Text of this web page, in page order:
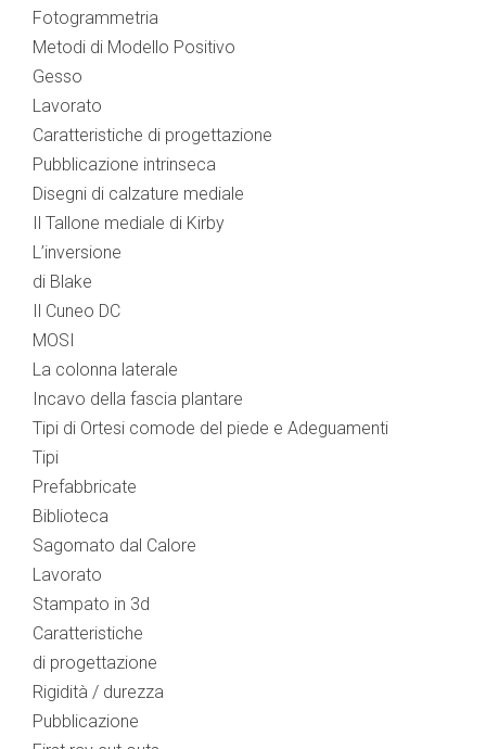
Fotogrammetria
Metodi di Modello Positivo
Gesso
Lavorato
Caratteristiche di progettazione
Pubblicazione intrinseca
Disegni di calzature mediale
Il Tallone mediale di Kirby
L’inversione
di Blake
Il Cuneo DC
MOSI
La colonna laterale
Incavo della fascia plantare
Tipi di Ortesi comode del piede e Adeguamenti
Tipi
Prefabbricate
Biblioteca
Sagomato dal Calore
Lavorato
Stampato in 3d
Caratteristiche
di progettazione
Rigidità / durezza
Pubblicazione